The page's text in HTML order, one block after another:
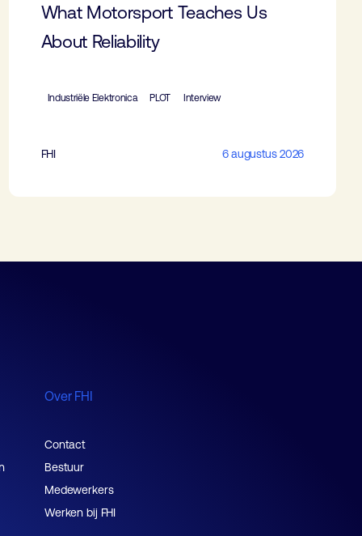
What Motorsport Teaches Us
About Reliability
Industriële Elektronica PLOT Interview
FHI 6 augustus 2026
Over FHI
Contact
Bestuur
Medewerkers
Werken bij FHI